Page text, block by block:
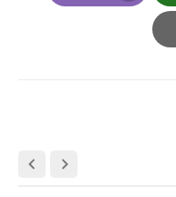
Email